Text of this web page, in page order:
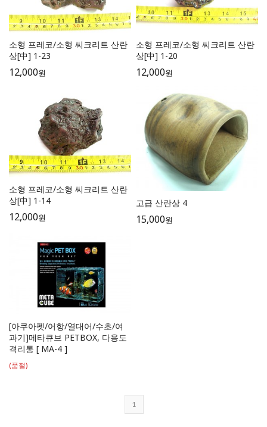
소형 프레코/소형 씨크리트 산란
상[中] 1-23
12,000원
소형 프레코/소형 씨크리트 산란
상[中] 1-20
12,000원
소형 프레코/소형 씨크리트 산란
상[中] 1-14
12,000원
고급 산란상 4
15,000원
[아쿠아펫/어항/열대어/수초/여
과기]메타큐브 PETBOX, 다용도
격리통 [ MA-4 ]
(품절)
1